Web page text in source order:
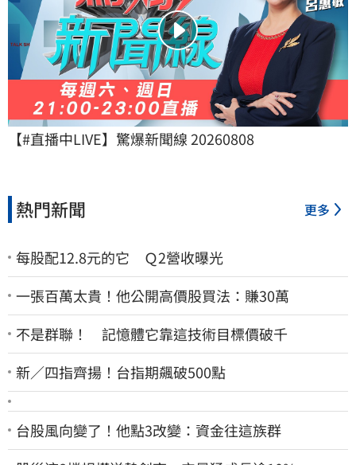
【#直播中LIVE】驚爆新聞線 20260808
熱門新聞 更多
每股配12.8元的它 Ｑ2營收曝光
一張百萬太貴！他公開高價股買法：賺30萬
不是群聯！ 記憶體它靠這技術目標價破千
新／四指齊揚！台指期飆破500點
台股風向變了！他點3改變：資金往這族群